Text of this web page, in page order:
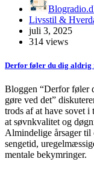
Livsstil &
juli 3, 2025
314 views
Derfor føler du dig aldrig
Bloggen “Derfor føler
gøre ved det”
trods af at have sovet
at søvnkvalitet og
Almindelige årsager
sengetid,
mentale bekymringer.